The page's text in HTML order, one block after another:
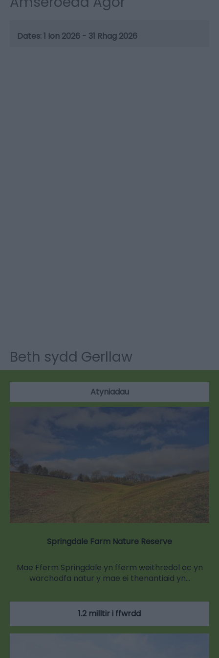
1 Ion 2026 - 31 Rhag 2026
Beth sydd Gerllaw
Atyniadau
Springdale Farm Nature Reserve
Mae Fferm Springdale yn fferm weithredol ac yn
warchodfa natur y mae ei thenantiaid yn…
1.2 milltir i ffwrdd